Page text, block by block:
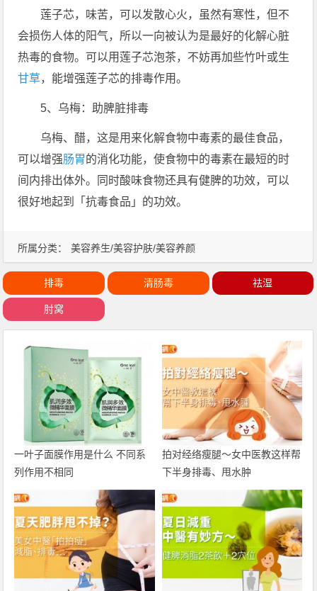
所属分类： 美容养生/美容护肤/美容养颜
莲子芯，味苦，可以发散心火，虽然有寒性，但不
会损伤人体的阳气，所以一向被认为是最好的化解心脏
热毒的食物。可以用莲子芯泡茶，不妨再加些竹叶或生
甘草，能增强莲子芯的排毒作用。
5、乌梅：助脾脏排毒
乌梅、醋，这是用来化解食物中毒素的最佳食品，
可以增强肠胃的消化功能，使食物中的毒素在最短的时
间内排出体外。同时酸味食物还具有健脾的功效，可以
很好地起到「抗毒食品」的功效。
排毒 清肠毒 祛湿
肘窝
一叶子面膜作用是什么 不同系
列作用不相同
拍对经络瘦腿〜女中医教这样帮
下半身排毒、甩水肿